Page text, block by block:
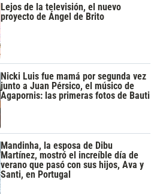
Lejos de la televisión, el nuevo
proyecto de Ángel de Brito
Nicki Luis fue mamá por segunda vez
junto a Juan Pérsico, el músico de
Agapornis: las primeras fotos de Bauti
Mandinha, la esposa de Dibu
Martínez, mostró el increíble día de
verano que pasó con sus hijos, Ava y
Santi, en Portugal